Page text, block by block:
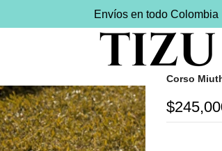
Envíos en todo Colombia
Corso